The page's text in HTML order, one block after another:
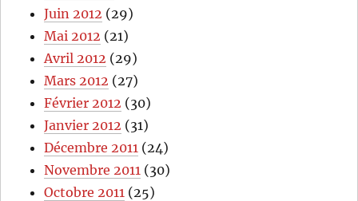
Juin 2012 (29)
Mai 2012 (21)
Avril 2012 (29)
Mars 2012 (27)
Février 2012 (30)
Janvier 2012 (31)
Décembre 2011 (24)
Novembre 2011 (30)
Octobre 2011 (25)